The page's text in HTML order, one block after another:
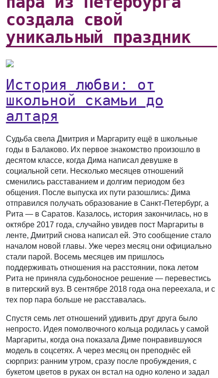
создала свой
уникальный праздник
История любви: от
школьной скамьи до
алтаря
Судьба свела Дмитрия и Маргариту ещё в школьные
годы в Балаково. Их первое знакомство произошло в
десятом классе, когда Дима написал девушке в
социальной сети. Несколько месяцев отношений
сменились расставанием и долгим периодом без
общения. После выпуска их пути разошлись: Дима
отправился получать образование в Санкт-Петербург, а
Рита — в Саратов. Казалось, история закончилась, но в
октябре 2017 года, случайно увидев пост Маргариты в
ленте, Дмитрий снова написал ей. Это сообщение стало
началом новой главы. Уже через месяц они официально
стали парой. Восемь месяцев им пришлось
поддерживать отношения на расстоянии, пока летом
Рита не приняла судьбоносное решение — перевестись
в питерский вуз. В сентябре 2018 года она переехала, и с
тех пор пара больше не расставалась.
Спустя семь лет отношений удивить друг друга было
непросто. Идея помолвочного кольца родилась у самой
Маргариты, когда она показала Диме понравившуюся
модель в соцсетях. А через месяц он преподнёс ей
сюрприз: ранним утром, сразу после пробуждения, с
букетом цветов в руках он встал на одно колено и задал